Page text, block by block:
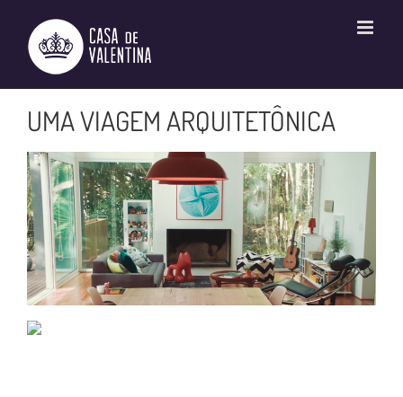
conteúdo
UMA VIAGEM ARQUITETÔNICA